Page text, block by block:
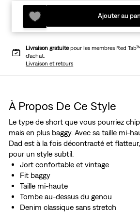
Ajouter au
Livraison gratuitepour les membres Red
d’achat.
Livraison et retours
À Propos De Ce Style
Le type de short que vous pourriez
mais en plus baggy. Avec sa taille mi-
Dad est à la fois décontracté et flatteur,
pour un style subtil.
Jort confortable et vintage
Fit baggy
Taille mi-haute
Tombe au-dessus du genou
Denim classique sans stretch